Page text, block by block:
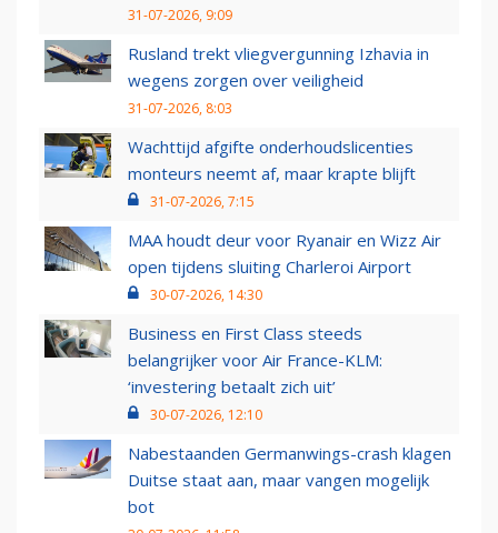
31-07-2026, 9:09
Rusland trekt vliegvergunning Izhavia in
wegens zorgen over veiligheid
31-07-2026, 8:03
Wachttijd afgifte onderhoudslicenties
monteurs neemt af, maar krapte blijft
31-07-2026, 7:15
MAA houdt deur voor Ryanair en Wizz Air
open tijdens sluiting Charleroi Airport
30-07-2026, 14:30
Business en First Class steeds
belangrijker voor Air France-KLM:
‘investering betaalt zich uit’
30-07-2026, 12:10
Nabestaanden Germanwings-crash klagen
Duitse staat aan, maar vangen mogelijk
bot